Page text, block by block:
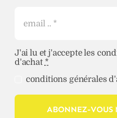
J'ai lu et j'accepte les
d'achat *
conditions générales
ABONNEZ-